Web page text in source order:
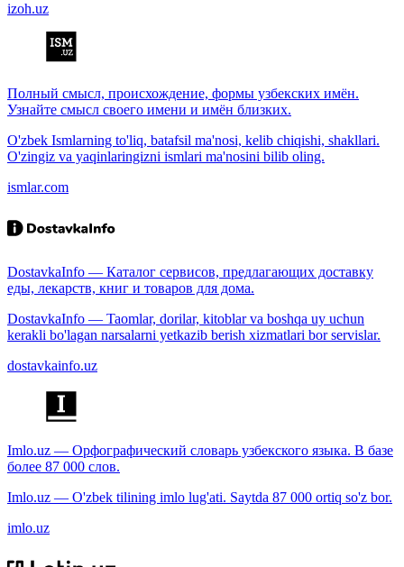
izoh.uz
Полный смысл, происхождение, формы узбекских имён.
Узнайте смысл своего имени и имён близких.
O'zbek Ismlarning to'liq, batafsil ma'nosi, kelib chiqishi, shakllari.
O'zingiz va yaqinlaringizni ismlari ma'nosini bilib oling.
ismlar.com
DostavkaInfo — Каталог сервисов, предлагающих доставку
еды, лекарств, книг и товаров для дома.
DostavkaInfo — Taomlar, dorilar, kitoblar va boshqa uy uchun
kerakli bo'lagan narsalarni yetkazib berish xizmatlari bor servislar.
dostavkainfo.uz
Imlo.uz — Орфографический словарь узбекского языка. В базе
более 87 000 слов.
Imlo.uz — O'zbek tilining imlo lug'ati. Saytda 87 000 ortiq so'z bor.
imlo.uz